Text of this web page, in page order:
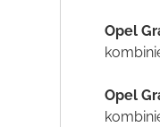
Opel
Opel